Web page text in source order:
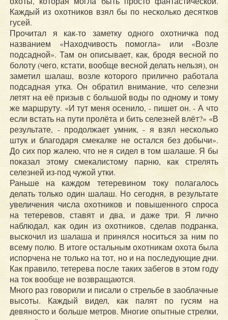
Каждый из охотников взял бы по несколько десятков
гусей.
Прочитал я как-то заметку одного охотничка под
названием «Находчивость помогла» или «Возле
подсадной». Там он описывает, как, бродя весной по
болоту (чего, кстати, вообще весной делать нельзя), он
заметил шалаш, возле которого прилично работала
подсадная утка. Он обратил внимание, что селезни
летят на её призыв с большой воды по одному и тому
же маршруту. «И тут меня осенило, - пишет он. - А что
если встать на пути пролёта и бить селезней влёт?» «В
результате, - продолжает умник, - я взял несколько
штук и благодаря смекалке не остался без добычи».
До сих пор жалею, что не я сидел в том шалаше. Я бы
показал этому смекалистому парню, как стрелять
селезней из-под чужой утки.
Раньше на каждом тетеревином току полагалось
делать только один шалаш. Но сегодня, в результате
увеличения числа охотников и повышенного спроса
на тетеревов, ставят и два, и даже три. Я лично
наблюдал, как один из охотников, сделав подранка,
выскочил из шалаша и принялся носиться за ним по
всему полю. В итоге остальным охотникам охота была
испорчена не только на тот, но и на последующие дни.
Как правило, тетерева после таких забегов в этом году
на ток вообще не возвращаются.
Много раз говорили и писали о стрельбе в заоблачные
высоты. Каждый видел, как палят по гусям на
девяносто и больше метров. Многие опытные стрелки,